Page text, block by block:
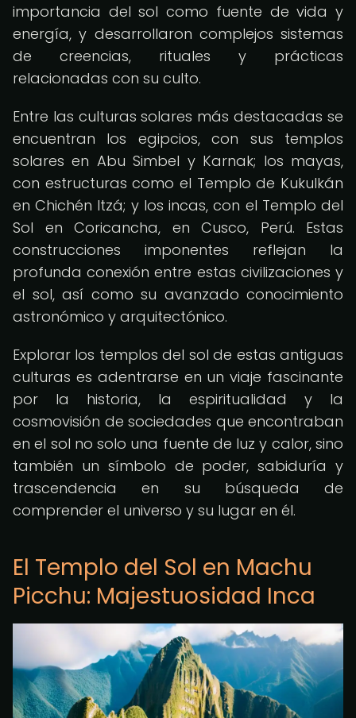
importancia del sol como fuente de vida y
energía, y desarrollaron complejos sistemas
de creencias, rituales y prácticas
relacionadas con su culto.
Entre las culturas solares más destacadas se
encuentran los egipcios, con sus templos
solares en Abu Simbel y Karnak; los mayas,
con estructuras como el Templo de Kukulkán
en Chichén Itzá; y los incas, con el Templo del
Sol en Coricancha, en Cusco, Perú. Estas
construcciones imponentes reflejan la
profunda conexión entre estas civilizaciones y
el sol, así como su avanzado conocimiento
astronómico y arquitectónico.
Explorar los templos del sol de estas antiguas
culturas es adentrarse en un viaje fascinante
por la historia, la espiritualidad y la
cosmovisión de sociedades que encontraban
en el sol no solo una fuente de luz y calor, sino
también un símbolo de poder, sabiduría y
trascendencia en su búsqueda de
comprender el universo y su lugar en él.
El Templo del Sol en Machu
Picchu: Majestuosidad Inca